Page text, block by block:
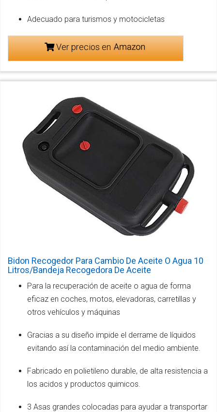
Adecuado para turismos y motocicletas
Ver precios en
Bidon Recogedor Para Cambio De Aceite O Agua 10
Litros/Bandeja Recogedora De Aceite
Para la recuperación de aceite o agua de forma
eficaz en coches, motos, elevadoras, carretillas y
otros vehículos y máquinas
Gracias a su diseño impide el derrame de líquidos
evitando así la contaminación del medio ambiente.
Fabricado en polietileno durable, de alta resistencia a
los acidos y productos quimicos.
3 Asas grandes colocadas para ayudar a transportar